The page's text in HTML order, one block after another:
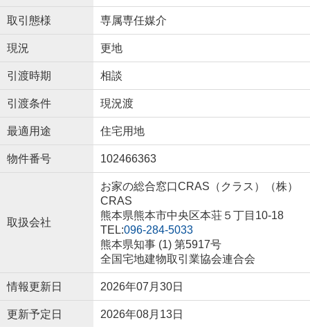
取引態様 専属専任媒介
現況 更地
引渡時期 相談
引渡条件 現況渡
最適用途 住宅用地
物件番号 102466363
取扱会社
お家の総合窓口CRAS（クラス）（株）
CRAS
熊本県熊本市中央区本荘５丁目10-18
TEL:096-284-5033
熊本県知事 (1) 第5917号
全国宅地建物取引業協会連合会
情報更新日 2026年07月30日
更新予定日 2026年08月13日